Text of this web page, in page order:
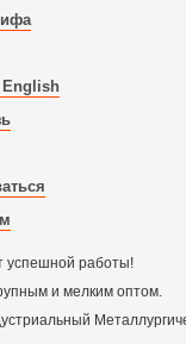
English
успешной работы!
и мелким оптом.